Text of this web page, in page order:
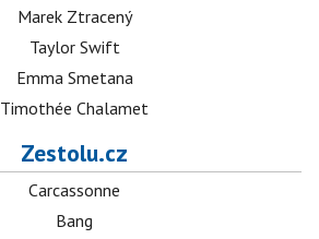
Marek Ztracený
Taylor Swift
Emma Smetana
Timothée Chalamet
Zestolu.cz
Carcassonne
Bang